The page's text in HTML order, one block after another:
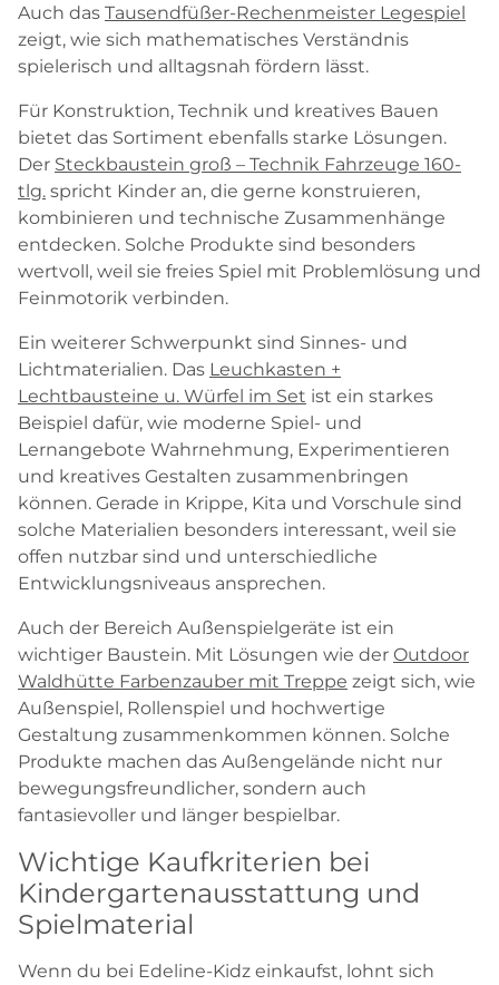
Auch das Tausendfüßer-Rechenmeister Legespiel
zeigt, wie sich mathematisches Verständnis
spielerisch und alltagsnah fördern lässt.
Für Konstruktion, Technik und kreatives Bauen
bietet das Sortiment ebenfalls starke Lösungen.
Der Steckbaustein groß – Technik Fahrzeuge 160-
tlg. spricht Kinder an, die gerne konstruieren,
kombinieren und technische Zusammenhänge
entdecken. Solche Produkte sind besonders
wertvoll, weil sie freies Spiel mit Problemlösung und
Feinmotorik verbinden.
Ein weiterer Schwerpunkt sind Sinnes- und
Lichtmaterialien. Das Leuchkasten +
Lechtbausteine u. Würfel im Set ist ein starkes
Beispiel dafür, wie moderne Spiel- und
Lernangebote Wahrnehmung, Experimentieren
und kreatives Gestalten zusammenbringen
können. Gerade in Krippe, Kita und Vorschule sind
solche Materialien besonders interessant, weil sie
offen nutzbar sind und unterschiedliche
Entwicklungsniveaus ansprechen.
Auch der Bereich Außenspielgeräte ist ein
wichtiger Baustein. Mit Lösungen wie der Outdoor
Waldhütte Farbenzauber mit Treppe zeigt sich, wie
Außenspiel, Rollenspiel und hochwertige
Gestaltung zusammenkommen können. Solche
Produkte machen das Außengelände nicht nur
bewegungsfreundlicher, sondern auch
fantasievoller und länger bespielbar.
Wichtige Kaufkriterien bei
Kindergartenausstattung und
Spielmaterial
Wenn du bei Edeline-Kidz einkaufst, lohnt sich